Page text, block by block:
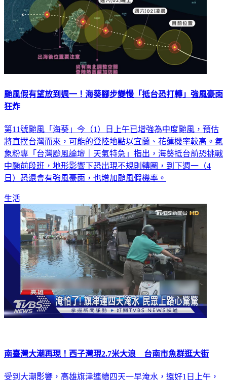
颱風假有望放到週一！海葵腳步變慢「抵台恐打轉」強風豪雨
狂炸
第11號颱風「海葵」今（1）日上午已增強為中度颱風，預估
將直撲台灣而來，可能的登陸地點以宜蘭、花蓮機率較高。氣
象粉專「台灣颱風論壇｜天氣特急」指出，海葵抵台前恐挑戰
中颱前段班，地形影響下恐出現不規則轉圈，到下週一（4
日）恐還會有強風豪雨，也增加颱風假機率。
生活
南臺灣大潮再現！西子灣現2.7米大浪 台南市魚群逛大街
受到大潮影響，高雄旗津連續四天一早淹水，還好1日上午，